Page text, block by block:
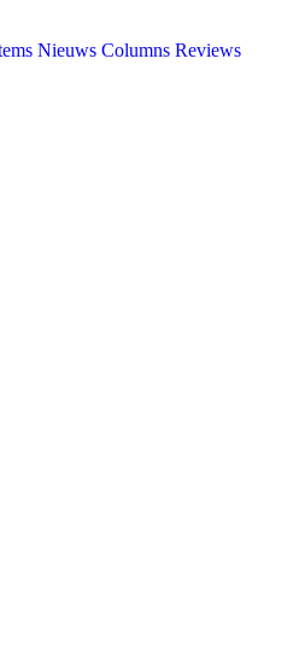
Nieuws Columns Reviews